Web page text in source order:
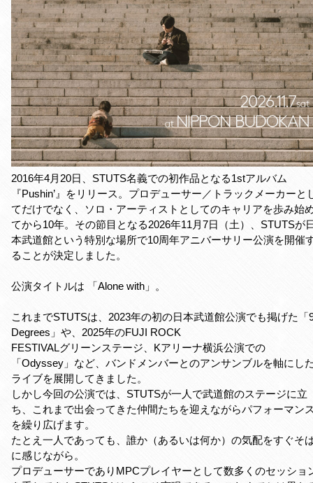
2016年4月20日、STUTS名義での初作品となる1stアルバム
『Pushin’』をリリース。プロデューサー／トラックメーカーと
てだけでなく、ソロ・アーティストとしてのキャリアを歩み始
てから10年。その節目となる2026年11月7日（土）、STUTSが
本武道館という特別な場所で10周年アニバーサリー公演を開催
ることが決定しました。
公演タイトルは 「Alone with」。
これまでSTUTSは、2023年の初の日本武道館公演でも掲げた「
Degrees」や、2025年のFUJI ROCK
FESTIVALグリーンステージ、Kアリーナ横浜公演での
「Odyssey」など、バンドメンバーとのアンサンブルを軸にし
ライブを展開してきました。
しかし今回の公演では、STUTSが一人で武道館のステージに立
ち、これまで出会ってきた仲間たちを迎えながらパフォーマン
を繰り広げます。
たとえ一人であっても、誰か（あるいは何か）の気配をすぐそ
に感じながら。
プロデューサーでありMPCプレイヤーとして数多くのセッショ